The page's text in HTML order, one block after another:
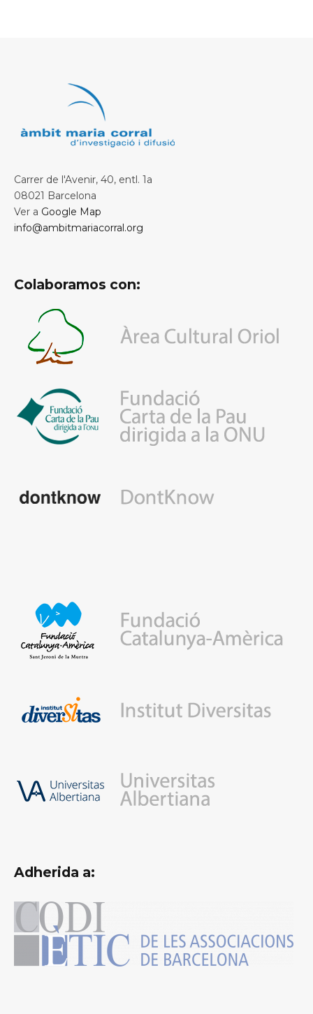
Carrer de l'Avenir, 40, entl. 1a
08021 Barcelona
Ver a Google Map
info@ambitmariacorral.org
Colaboramos con:
Adherida a: